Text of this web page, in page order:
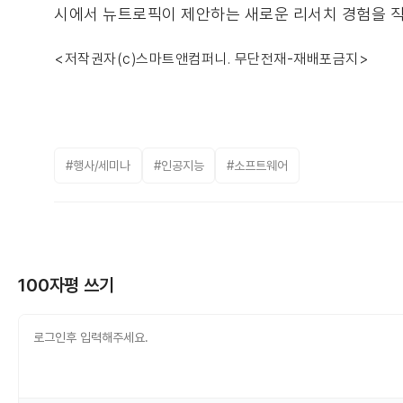
시에서 뉴트로픽이 제안하는 새로운 리서치 경험을
<저작권자(c)스마트앤컴퍼니. 무단전재-재배포금지>
#행사/세미나 #인공지능 #소프트웨어
100자평 쓰기